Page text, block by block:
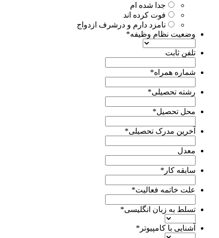
جدا شده ام
فوت کرده اند
نامزد دارم و درشرف ازدواج
وضعیت نظام وظیفه*
تلفن ثابت
شماره همراه *
رشته تحصیلی*
محل تحصیل*
آخرین مدرک تحصیلی*
معدل
سابقه کار*
علت خاتمه فعالیت*
تسلط به زبان انگلیسی*
آشنایی با کامپیوتر*